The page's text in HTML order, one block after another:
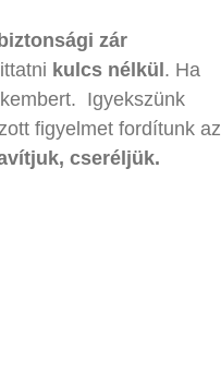
biztonsági zár
kulcs nélkül . Ha
Igyekszünk
figyelmet fordítunk az
cseréljük.